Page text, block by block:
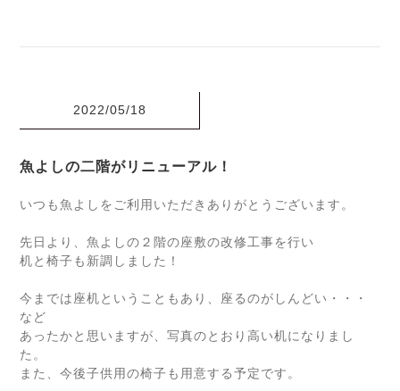
2022/05/18
魚よしの二階がリニューアル！
いつも魚よしをご利用いただきありがとうございます。
先日より、魚よしの２階の座敷の改修工事を行い
机と椅子も新調しました！
今までは座机ということもあり、座るのがしんどい・・・
など
あったかと思いますが、写真のとおり高い机になりまし
た。
また、今後子供用の椅子も用意する予定です。